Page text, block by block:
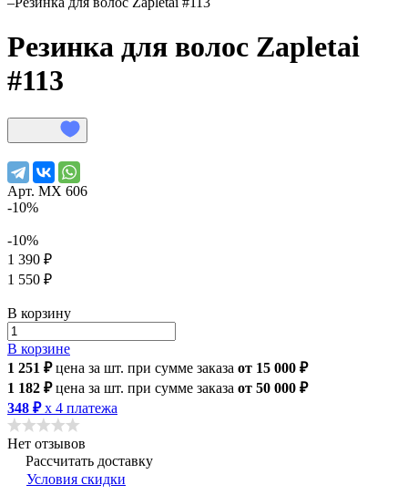
Резинка для волос Zapletai
#113
Арт. МХ 606
-10%
-10%
1 390 ₽
1 550 ₽
В корзину
В корзине
1 251 ₽цена за шт. при сумме заказа от 15 000 ₽
1 182 ₽цена за шт. при сумме заказа от 50 000 ₽
348 ₽ x 4 платежа
Нет отзывов
Рассчитать доставку
Условия скидки